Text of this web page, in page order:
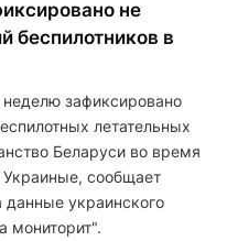
не
беспилотников в
зафиксировано
летательных
Беларуси во время
сообщает
украинского
мониторит".